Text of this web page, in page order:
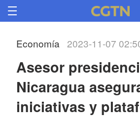
Economía 2023-11-07
Asesor
Nicaragua
iniciativas y